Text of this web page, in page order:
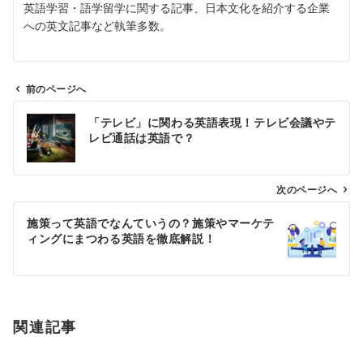
英語学習・語学留学に関する記事、日本文化を紹介する企業
への英文記事など執筆多数。
ビ
ン
前のページへ
「テレビ」に関わる英語表現！テレビ会議やテ
レビ通話は英語で？
次のページへ
施策って英語でなんていうの？施策やマーケテ
ィングにまつわる英語を徹底解説！
関連記事